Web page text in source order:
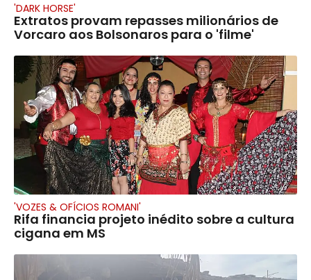
'DARK HORSE'
Extratos provam repasses milionários de
Vorcaro aos Bolsonaros para o 'filme'
'VOZES & OFÍCIOS ROMANI'
Rifa financia projeto inédito sobre a cultura
cigana em MS